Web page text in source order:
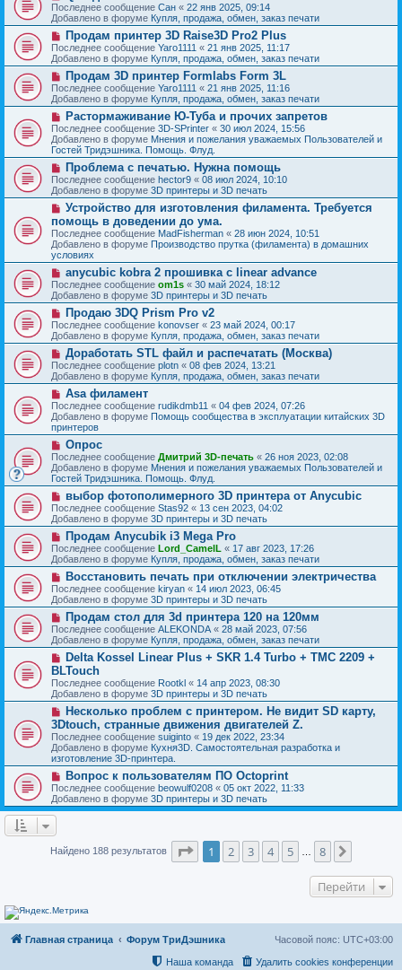
н
и
е
о
о
б
щ
е
н
и
е
о
в
о
с
о
о
б
щ
е
н
и
е
Последнее сообщение Сан « 22 янв 2025, 09:14
Добавлено в форуме Купля, продажа, обмен, заказ печати
Н
о
в
о
с
о
о
б
щ
е
н
и
е
Продам принтер 3D Raise3D Pro2 Plus
Последнее сообщение Yaro1111 « 21 янв 2025, 11:17
Добавлено в форуме Купля, продажа, обмен, заказ печати
Н
о
в
о
с
о
о
б
щ
е
н
и
е
Продам 3D принтер Formlabs Form 3L
Последнее сообщение Yaro1111 « 21 янв 2025, 11:16
Добавлено в форуме Купля, продажа, обмен, заказ печати
Н
о
в
о
е
о
о
б
щ
е
н
и
е
Растормаживание Ю-Туба и прочих запретов
Последнее сообщение 3D-SPrinter « 30 июл 2024, 15:56
Добавлено в форуме Мнения и пожелания уважаемых Пользователей и
Гостей Тридэшника. Помощь. Флуд.
Н
о
в
о
е
с
о
о
б
щ
е
н
и
е
Проблема с печатью. Нужна помощь
Последнее сообщение hector9 « 08 июл 2024, 10:10
Добавлено в форуме 3D принтеры и 3D печать
Н
в
о
е
с
о
о
б
щ
н
и
е
Устройство для изготовления филамента. Требуется
помощь в доведении до ума.
Последнее сообщение MadFisherman « 28 июн 2024, 10:51
Добавлено в форуме Производство прутка (филамента) в домашних
условиях
Н
о
в
о
с
о
о
б
щ
е
и
е
anycubic kobra 2 прошивка с linear advance
Последнее сообщение om1s « 30 май 2024, 18:12
Добавлено в форуме 3D принтеры и 3D печать
Н
о
в
о
е
с
о
о
б
щ
е
н
и
е
Продаю 3DQ Prism Pro v2
Последнее сообщение konovser « 23 май 2024, 00:17
Добавлено в форуме Купля, продажа, обмен, заказ печати
Н
о
в
о
е
с
о
о
б
щ
е
н
и
Доработать STL файл и распечатать (Москва)
Последнее сообщение plotn « 08 фев 2024, 13:21
Добавлено в форуме Купля, продажа, обмен, заказ печати
Н
о
в
о
е
с
о
о
б
щ
е
н
и
е
Asa филамент
Последнее сообщение rudikdmb11 « 04 фев 2024, 07:26
Добавлено в форуме Помощь сообщества в эксплуатации китайских 3D
принтеров
Н
о
в
о
е
с
о
о
б
щ
е
н
и
е
Опрос
Последнее сообщение Дмитрий 3D-печать « 26 ноя 2023, 02:08
Добавлено в форуме Мнения и пожелания уважаемых Пользователей и
Гостей Тридэшника. Помощь. Флуд.
Н
о
в
о
с
о
о
б
щ
е
н
и
е
выбор фотополимерного 3D принтера от Anycubic
Последнее сообщение Stas92 « 13 сен 2023, 04:02
Добавлено в форуме 3D принтеры и 3D печать
Н
о
в
о
с
о
о
б
щ
е
н
и
е
Продам Anycubik i3 Mega Pro
Последнее сообщение Lord_CamelL « 17 авг 2023, 17:26
Добавлено в форуме Купля, продажа, обмен, заказ печати
Н
о
в
о
с
о
о
б
щ
е
н
и
е
Восстановить печать при отключении электричества
Последнее сообщение kiryan « 14 июл 2023, 06:45
Добавлено в форуме 3D принтеры и 3D печать
Н
о
в
о
с
о
о
б
щ
е
н
и
е
Продам стол для 3d принтера 120 на 120мм
Последнее сообщение ALEKONDA « 28 май 2023, 07:56
Добавлено в форуме Купля, продажа, обмен, заказ печати
Н
о
в
о
е
с
о
о
б
щ
е
н
и
е
Delta Kossel Linear Plus + SKR 1.4 Turbo + TMC 2209 +
BLTouch
Последнее сообщение Rootkl « 14 апр 2023, 08:30
Добавлено в форуме 3D принтеры и 3D печать
Н
о
в
о
е
с
о
о
б
щ
е
Несколько проблем с принтером. Не видит SD карту,
3Dtouch, странные движения двигателей Z.
Последнее сообщение suiginto « 19 дек 2022, 23:34
Добавлено в форуме Кухня3D. Самостоятельная разработка и
изготовление 3D-принтера.
Н
о
в
о
о
е
Вопрос к пользователям ПО Octoprint
Последнее сообщение beowulf0208 « 05 окт 2022, 11:33
Добавлено в форуме 3D принтеры и 3D печать
Найдено 188 результатов Страница1 из
1 2 3 4 5 8
Перейти
Главная страница Форум ТриДэшника Часовой пояс: UTC+03:00
Удалить cookies конференции
Наша команда